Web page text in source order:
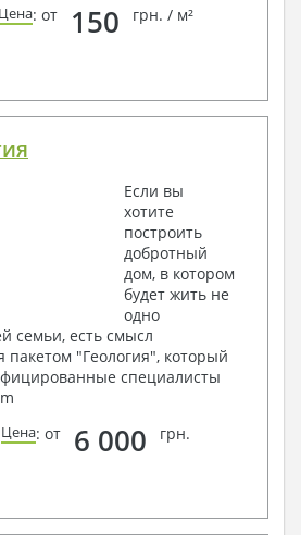
Цена: от 150 грн. / м²
Если вы
хотите
построить
добротный
дом, в котором
будет жить не
одно
семьи, есть смысл
пакетом "Геология", который
специалисты
Цена: от 6 000 грн.